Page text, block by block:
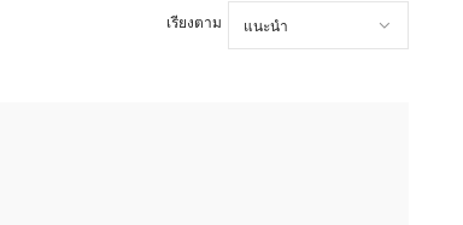
เรียงตาม